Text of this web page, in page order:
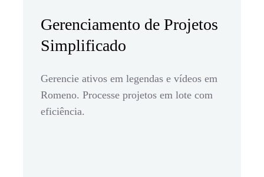
Gerenciamento de Projetos
Simplificado
Gerencie ativos em legendas e vídeos em
Romeno. Processe projetos em lote com
eficiência.